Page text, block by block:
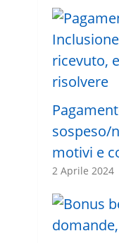
sospeso/
motivi e
2 Aprile 2024